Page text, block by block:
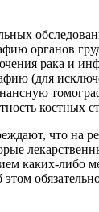
органов
рака и
(для
костных
что на
каких-либо